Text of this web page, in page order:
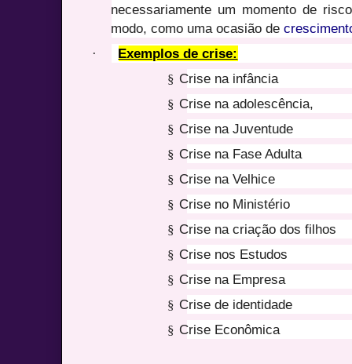
necessariamente um momento de
modo, como uma ocasião de
·
Exemplos de crise:
§ Crise na infância
§ Crise na adolescência,
§ Crise na Juventude
§ Crise na Fase Adulta
§ Crise na Velhice
§ Crise no Ministério
§ Crise na criação dos filhos
§ Crise nos Estudos
§ Crise na Empresa
§ Crise de identidade
§ Crise Econômica